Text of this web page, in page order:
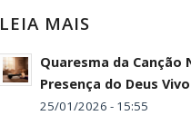
LEIA MAIS
Quaresma da Canção
Presença do Deus
25/01/2026 - 15:55